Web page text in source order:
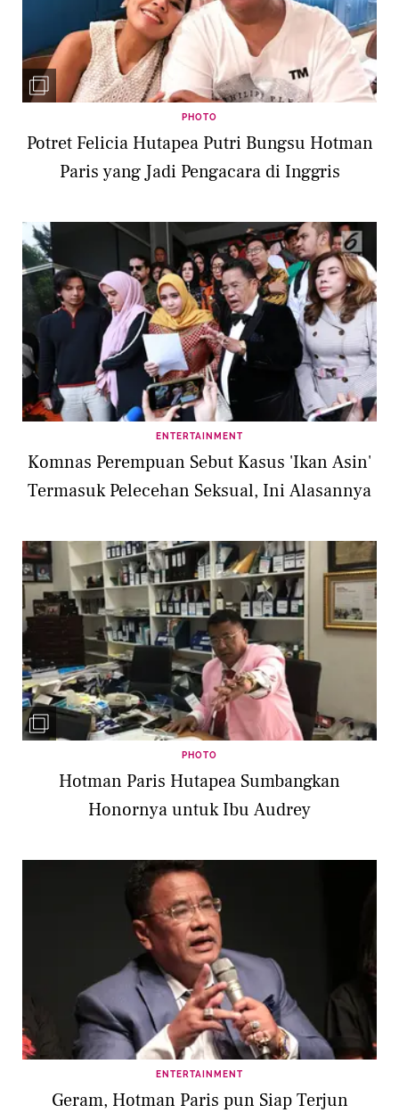
PHOTO
Potret Felicia Hutapea Putri Bungsu Hotman
Paris yang Jadi Pengacara di Inggris
ENTERTAINMENT
Komnas Perempuan Sebut Kasus 'Ikan Asin'
Termasuk Pelecehan Seksual, Ini Alasannya
PHOTO
Hotman Paris Hutapea Sumbangkan
Honornya untuk Ibu Audrey
ENTERTAINMENT
Geram, Hotman Paris pun Siap Terjun